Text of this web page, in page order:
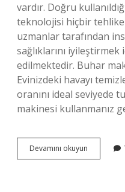
vardır. Doğru
teknolojisi hiçbir tehlike
uzmanlar tarafından
sağlıklarını
edilmektedir. Buhar
Evinizdeki havayı
oranını ideal seviyede
makinesi kullanmanız
Devamını okuyun Bebekler
Için